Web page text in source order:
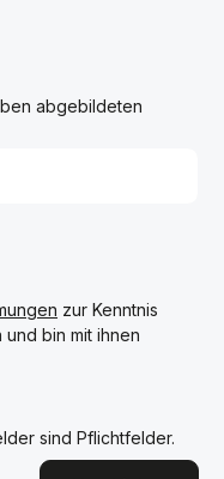
abgebildeten
zur Kenntnis
bin mit ihnen
sind Pflichtfelder.